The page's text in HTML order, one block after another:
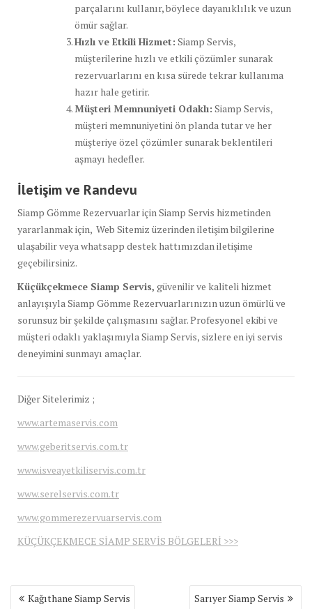
parçalarını kullanır, böylece dayanıklılık ve uzun
ömür sağlar.
Hızlı ve Etkili Hizmet: Siamp Servis,
müşterilerine hızlı ve etkili çözümler sunarak
rezervuarlarını en kısa sürede tekrar kullanıma
hazır hale getirir.
Müşteri Memnuniyeti Odaklı: Siamp Servis,
müşteri memnuniyetini ön planda tutar ve her
müşteriye özel çözümler sunarak beklentileri
aşmayı hedefler.
İletişim ve Randevu
Siamp Gömme Rezervuarlar için Siamp Servis hizmetinden
yararlanmak için, Web Sitemiz üzerinden iletişim bilgilerine
ulaşabilir veya whatsapp destek hattımızdan iletişime
geçebilirsiniz.
Küçükçekmece Siamp Servis, güvenilir ve kaliteli hizmet
anlayışıyla Siamp Gömme Rezervuarlarınızın uzun ömürlü ve
sorunsuz bir şekilde çalışmasını sağlar. Profesyonel ekibi ve
müşteri odaklı yaklaşımıyla Siamp Servis, sizlere en iyi servis
deneyimini sunmayı amaçlar.
Diğer Sitelerimiz ;
www.artemaservis.com
www.geberitservis.com.tr
www.isveayetkiliservis.com.tr
www.serelservis.com.tr
www.gommerezervuarservis.com
KÜÇÜKÇEKMECE SİAMP SERVİS BÖLGELERİ >>>
YazıKağıthane Siamp Servis Sarıyer Siamp Servis